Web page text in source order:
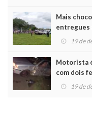
Mais
entregues
19 de
Motorista
com dois
19 de